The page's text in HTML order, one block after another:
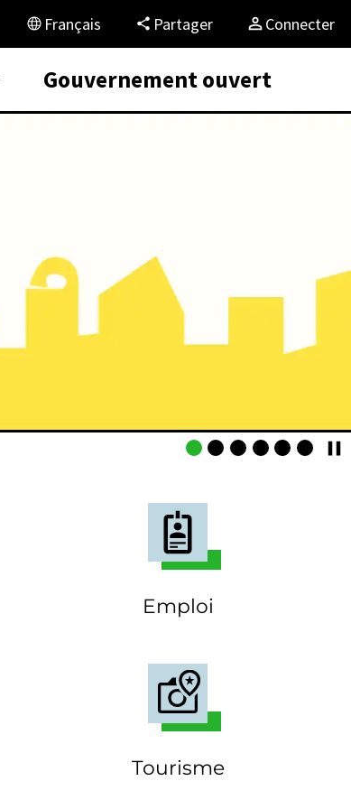
Français Partager Connecter
Gouvernement ouvert
Emploi
Tourisme